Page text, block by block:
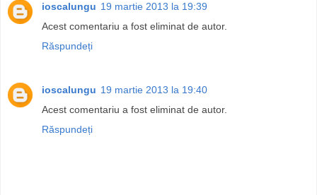
ioscalungu 19 martie 2013 la 19:39
Acest comentariu a fost eliminat de autor.
Răspundeți
ioscalungu 19 martie 2013 la 19:40
Acest comentariu a fost eliminat de autor.
Răspundeți